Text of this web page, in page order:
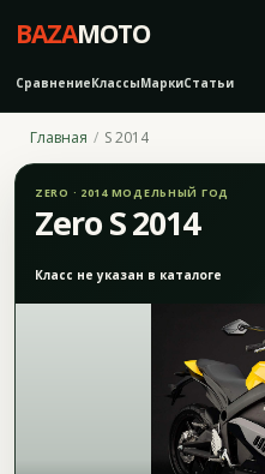
BAZAMOTO
СравнениеКлассыМаркиСтатьи
Главная S 2014
ZERO · 2014 МОДЕЛЬНЫЙ ГОД
Zero S 2014
Класс не указан в каталоге